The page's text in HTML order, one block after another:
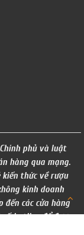
phủ và luật
hàng qua mạng.
thức về rượu
kinh doanh
các cửa hàng
hotline để được